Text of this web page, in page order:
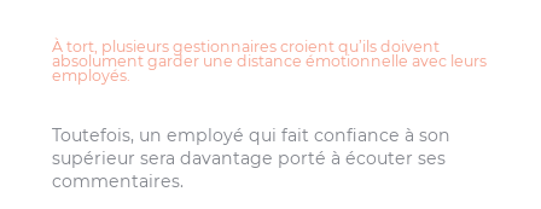
À tort, plusieurs gestionnaires croient qu’ils doivent
absolument garder une distance émotionnelle avec leurs
employés.
Toutefois, un employé qui fait confiance à son
supérieur sera davantage porté à écouter ses
commentaires.